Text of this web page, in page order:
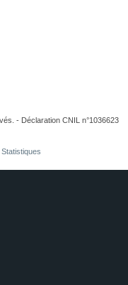
- Déclaration CNIL n°1036623
Statistiques